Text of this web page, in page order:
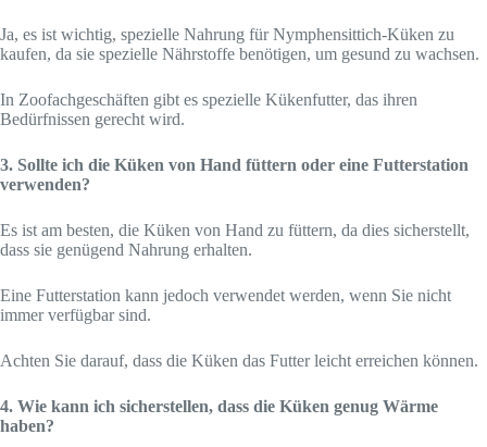
Ja, es ist wichtig, spezielle Nahrung für Nymphensittich-Küken zu
kaufen, da sie spezielle Nährstoffe benötigen, um gesund zu wachsen.
In Zoofachgeschäften gibt es spezielle Kükenfutter, das ihren
Bedürfnissen gerecht wird.
3. Sollte ich die Küken von Hand füttern oder eine Futterstation
verwenden?
Es ist am besten, die Küken von Hand zu füttern, da dies sicherstellt,
dass sie genügend Nahrung erhalten.
Eine Futterstation kann jedoch verwendet werden, wenn Sie nicht
immer verfügbar sind.
Achten Sie darauf, dass die Küken das Futter leicht erreichen können.
4. Wie kann ich sicherstellen, dass die Küken genug Wärme
haben?